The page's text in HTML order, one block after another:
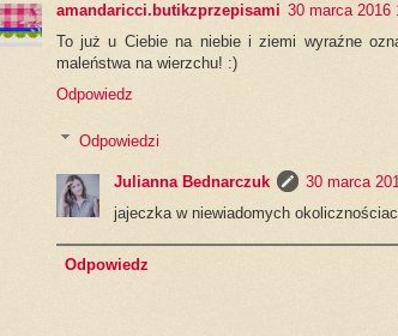
amandaricci.butikzprzepisami 30 marca 2016
To już u Ciebie na niebie i ziemi wyraźne
maleństwa na wierzchu! :)
Odpowiedz
Odpowiedzi
Julianna Bednarczuk
30 marca
jajeczka w niewiadomych
Odpowiedz